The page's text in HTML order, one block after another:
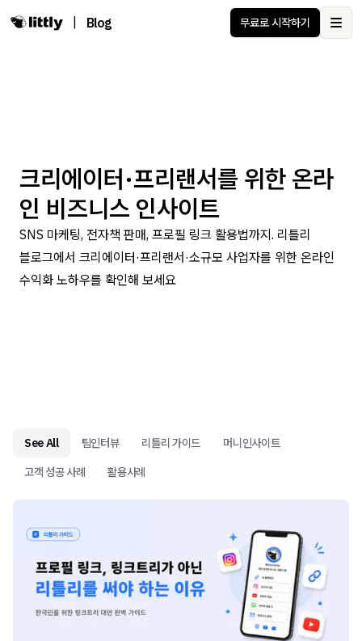
Blog 무료로 시작하기
크리에이터·프리랜서를 위한 온라
인 비즈니스 인사이트
SNS 마케팅, 전자책 판매, 프로필 링크 활용법까지. 리틀리
블로그에서 크리에이터·프리랜서·소규모 사업자를 위한 온라인
수익화 노하우를 확인해 보세요
See All 팀인터뷰 리틀리 가이드
머니인사이트
고객 성공 사례
활용사례